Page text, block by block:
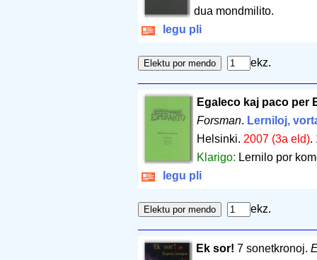
dua mondmilito.
legu pli
ekz.
Egaleco kaj paco per
Forsman. Lerniloj,
Helsinki. 2007 (3a eld).
Klarigo: Lernilo por
legu pli
ekz.
Ek sor! 7 sonetkronoj.